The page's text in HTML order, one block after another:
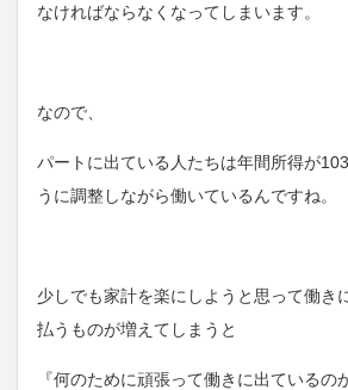
なければならなくなってしまいます。
なので、
パートに出ている人たちは年間所得が
うに調整しながら働いているんですね。
少しでも家計を楽にしようと思って働き
払うものが増えてしまうと
『何のために頑張って働きに出ているの